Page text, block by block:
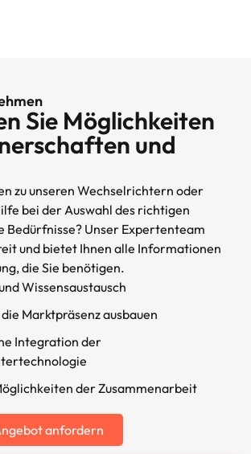
Sie Möglichkeiten
und
zu unseren Wechselrichtern oder
bei der Auswahl des richtigen
Bedürfnisse? Unser Expertenteam
und bietet Ihnen alle Informationen
die Sie benötigen.
Wissensaustausch
Marktpräsenz ausbauen
Integration der
der Zusammenarbeit
anfordern